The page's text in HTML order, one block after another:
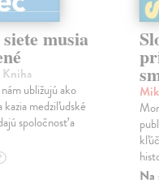
musia
Kniha
ubližujú ako
medziľudské
spoločnosť a
Na